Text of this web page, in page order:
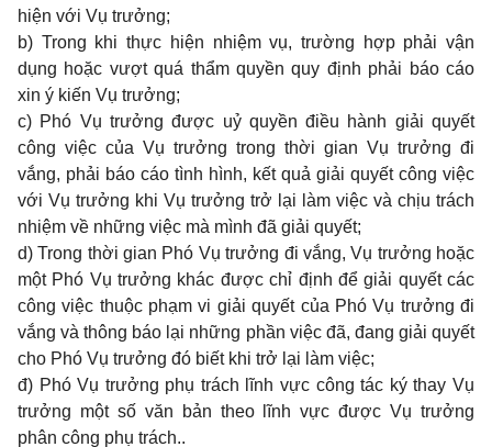
hiện với Vụ trưởng;
b) Trong khi thực hiện nhiệm vụ, trường hợp phải vận
dụng hoặc vượt quá thẩm quyền quy định phải báo cáo
xin ý kiến Vụ trưởng;
c) Phó Vụ trưởng được uỷ quyền điều hành giải quyết
công việc của Vụ trưởng trong thời gian Vụ trưởng đi
vắng, phải báo cáo tình hình, kết quả giải quyết công việc
với Vụ trưởng khi Vụ trưởng trở lại làm việc và chịu trách
nhiệm về những việc mà mình đã giải quyết;
d) Trong thời gian Phó Vụ trưởng đi vắng, Vụ trưởng hoặc
một Phó Vụ trưởng khác được chỉ định để giải quyết các
công việc thuộc phạm vi giải quyết của Phó Vụ trưởng đi
vắng và thông báo lại những phần việc đã, đang giải quyết
cho Phó Vụ trưởng đó biết khi trở lại làm việc;
đ) Phó Vụ trưởng phụ trách lĩnh vực công tác ký thay Vụ
trưởng một số văn bản theo lĩnh vực được Vụ trưởng
phân công phụ trách..